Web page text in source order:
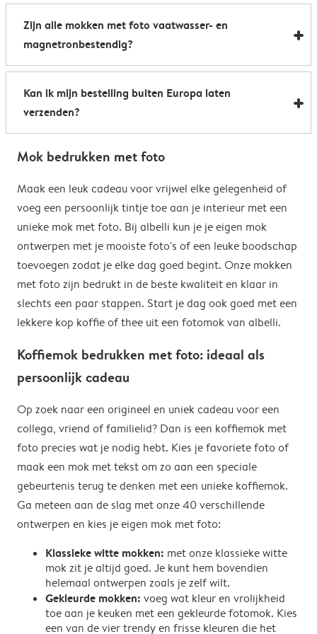
de kantine op het werk te voorzien van stijlvolle
koffiemokken met foto.
Al onze foto mokken hebben de afmetingen 8,2 x 9,5
cm. De inhoud bedraagt 285 ml.
Zijn alle mokken met foto vaatwasser- en
magnetronbestendig?
Bijna allemaal. Onze gepersonaliseerde foto mokken
kunnen zowel in de vaatwasser als in de magnetron.
Heel handig: je kunt er dus uit drinken, je drank
opwarmen en je fotomok na de afwas opnieuw
gebruiken. De enige uitzondering hierop zijn onze
de hand af te wassen om het magische
verrassingseffect zo goed mogelijk te behouden.
Kan ik mijn bestelling buiten Europa laten
verzenden?
afhankelijk van je afleveradres en worden deze tijdens
de verzendkosten voor bestellingen buiten de EU geen
eventuele bijkomende kosten van het land omvatten,
zoals invoerrechten, invoer-btw en douanekosten. Wij
zijn niet verantwoordelijk voor deze kosten. Je kunt
contact opnemen met je lokale douane-autoriteiten
om te zien of er extra kosten moeten worden betaald
voor je bestelling.
Mok bedrukken met foto
Maak een leuk cadeau voor vrijwel elke gelegenheid of
voeg een persoonlijk tintje toe aan je interieur met een
unieke mok met foto. Bij albelli kun je je eigen mok
ontwerpen met je mooiste foto's of een leuke boodschap
toevoegen zodat je elke dag goed begint. Onze mokken
met foto zijn bedrukt in de beste kwaliteit en klaar in
slechts een paar stappen. Start je dag ook goed met een
lekkere kop koffie of thee uit een fotomok van albelli.
Koffiemok bedrukken met foto: ideaal als
persoonlijk cadeau
Op zoek naar een origineel en uniek cadeau voor een
collega, vriend of familielid? Dan is een koffiemok met
foto precies wat je nodig hebt. Kies je favoriete foto of
maak een mok met tekst om zo aan een speciale
gebeurtenis terug te denken met een unieke koffiemok.
Ga meteen aan de slag met onze 40 verschillende
ontwerpen en kies je eigen mok met foto:
Klassieke witte mokken: met onze klassieke witte
mok zit je altijd goed. Je kunt hem bovendien
helemaal ontwerpen zoals je zelf wilt.
Gekleurde mokken: voeg wat kleur en vrolijkheid
toe aan je keuken met een gekleurde fotomok. Kies
een van de vier trendy en frisse kleuren die het